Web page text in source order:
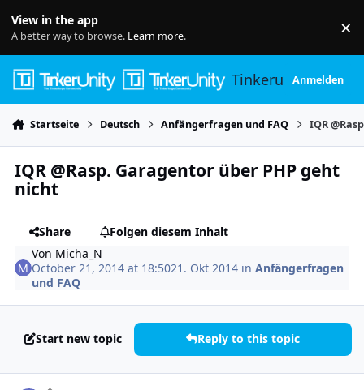
View in the app
A better way to browse. Learn more. ×
TinkerunityAnmelden
Startseite Deutsch Anfängerfragen und FAQ IQR
IQR @Rasp. Garagentor über PHP geht
nicht
Share
Folgen diesem Inhalt
Von Micha_N
October 21, 2014 at 18:5021. Okt 2014 inAnfängerfragen
und FAQ
Start new topic Reply to this topic